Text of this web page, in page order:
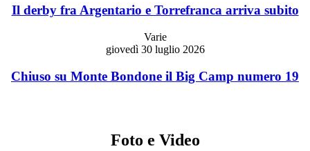
Il derby fra Argentario e Torrefranca arriva subito
Varie
giovedì 30 luglio 2026
Chiuso su Monte Bondone il Big Camp numero 19
Foto e Video